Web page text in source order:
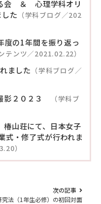
会 ＆ 心理学科オリ
た （学科ブログ／202
度の1年間を振り返っ
テンツ／2021.02.22）
ました （学科ブログ／
影２０２３
（学科ブ
椿山荘にて、日本女子
式・修了式が行われま
）
次の記事
究法（1年生必修）の初回対面